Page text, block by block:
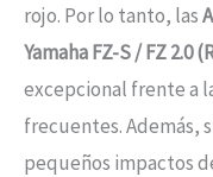
rojo. Por lo tanto, las
Yamaha FZ-S / FZ 2.0
excepcional frente a
frecuentes. Además,
pequeños impactos